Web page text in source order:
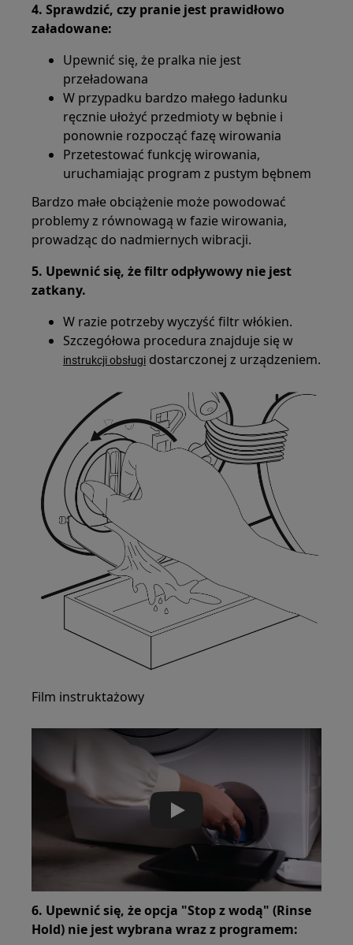
4. Sprawdzić, czy pranie jest prawidłowo
załadowane:
Upewnić się, że pralka nie jest
przeładowana
W przypadku bardzo małego ładunku
ręcznie ułożyć przedmioty w bębnie i
ponownie rozpocząć fazę wirowania
Przetestować funkcję wirowania,
uruchamiając program z pustym bębnem
Bardzo małe obciążenie może powodować
problemy z równowagą w fazie wirowania,
prowadząc do nadmiernych wibracji.
5. Upewnić się, że filtr odpływowy nie jest
zatkany.
W razie potrzeby wyczyść filtr włókien.
Szczegółowa procedura znajduje się w
instrukcji obsługi dostarczonej z urządzeniem.
Film instruktażowy
Play
6. Upewnić się, że opcja "Stop z wodą" (Rinse
Hold) nie jest wybrana wraz z programem: